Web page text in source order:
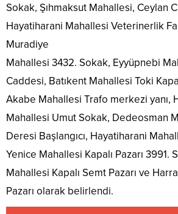
Sokak, Şıhmaksut Mahallesi, Ceylan
Hayatiharani Mahallesi Veterinerlik
Muradiye
Mahallesi 3432. Sokak, Eyyüpnebi
Caddesi, Batıkent Mahallesi Toki
Akabe Mahallesi Trafo merkezi yanı,
Mahallesi Umut Sokak, Dedeosman
Deresi Başlangıcı, Hayatiharani
Yenice Mahallesi Kapalı Pazarı 3991.
Mahallesi Kapalı Semt Pazarı ve
Pazarı olarak belirlendi.